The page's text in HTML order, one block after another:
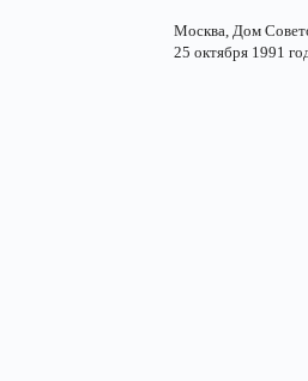
Москва, Дом
25 октября 1991